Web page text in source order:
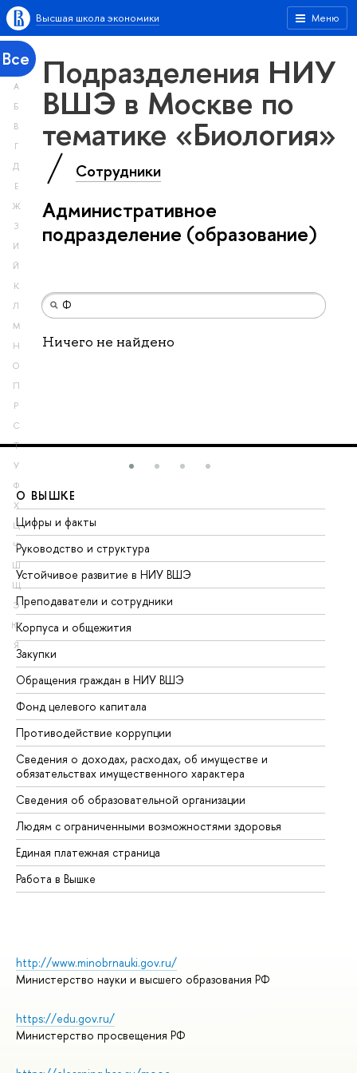
Меню
Высшая школа экономики
Все
А
Б
В
Г
Д
Е
Ж
З
И
Й
К
Л
М
Н
О
П
Р
С
Т
У
Ф
Х
Ц
Ч
Ш
Щ
Э
Ю
Я
Подразделения НИУ
ВШЭ в Москве по
тематике «Биология»
Сотрудники
Административное
подразделение (образование)
Ничего не найдено
О ВЫШКЕ
Цифры и факты
Руководство и структура
Устойчивое развитие в НИУ ВШЭ
Преподаватели и сотрудники
Корпуса и общежития
Закупки
Обращения граждан в НИУ ВШЭ
Фонд целевого капитала
Противодействие коррупции
Сведения о доходах, расходах, об имуществе и
обязательствах имущественного характера
Сведения об образовательной организации
Людям с ограниченными возможностями здоровья
Единая платежная страница
Работа в Вышке
http://www.minobrnauki.gov.ru/
Министерство науки и высшего образования РФ
https://edu.gov.ru/
Министерство просвещения РФ